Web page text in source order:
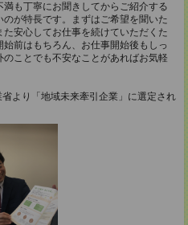
も丁寧にお聞きしてからご紹介する
が特長です。まずはご希望を聞いた
安心してお仕事を続けていただくた
前はもちろん、お仕事開始後もしっ
ことでも不安なことがあればお気軽
より「地域未来牽引企業」に選定され